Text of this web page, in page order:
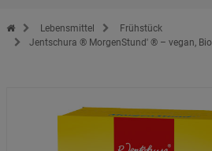
Zur Startseite des Kopp Verlag Online-Shop
Lebensmittel
Frühstück
Jentschura ® MorgenStund' ® – vegan, Bio